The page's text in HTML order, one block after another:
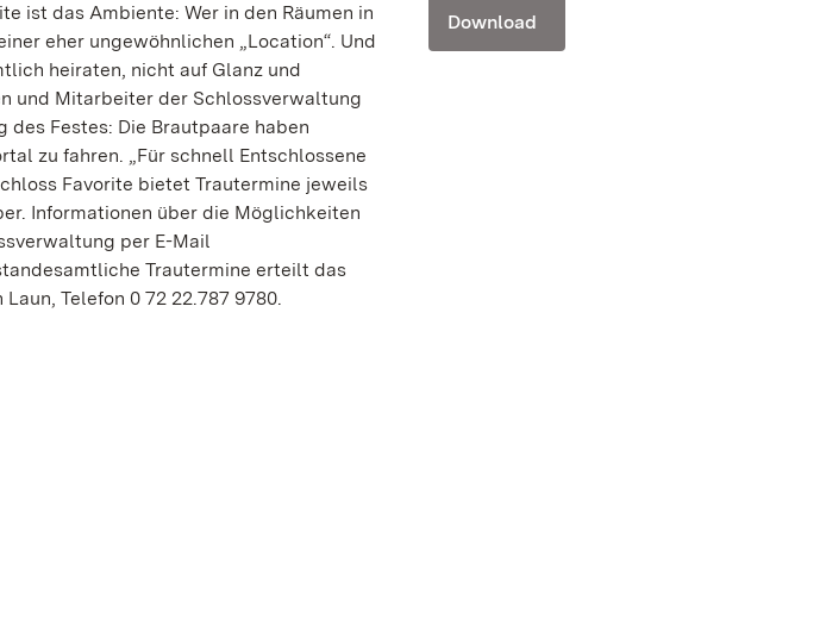
ist das Ambiente: Wer in den Räumen in
eher ungewöhnlichen „Location“. Und
heiraten, nicht auf Glanz und
und Mitarbeiter der Schlossverwaltung
Festes: Die Brautpaare haben
zu fahren. „Für schnell Entschlossene
Favorite bietet Trautermine jeweils
Informationen über die Möglichkeiten
per E-Mail
Trautermine erteilt das
Telefon 0 72 22.787 9780.
Download